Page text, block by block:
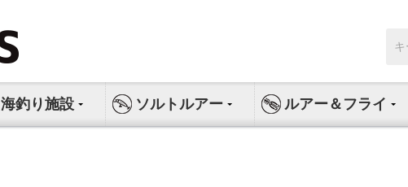
索:
海釣り施設 ソルトルアー ルアー＆フライ